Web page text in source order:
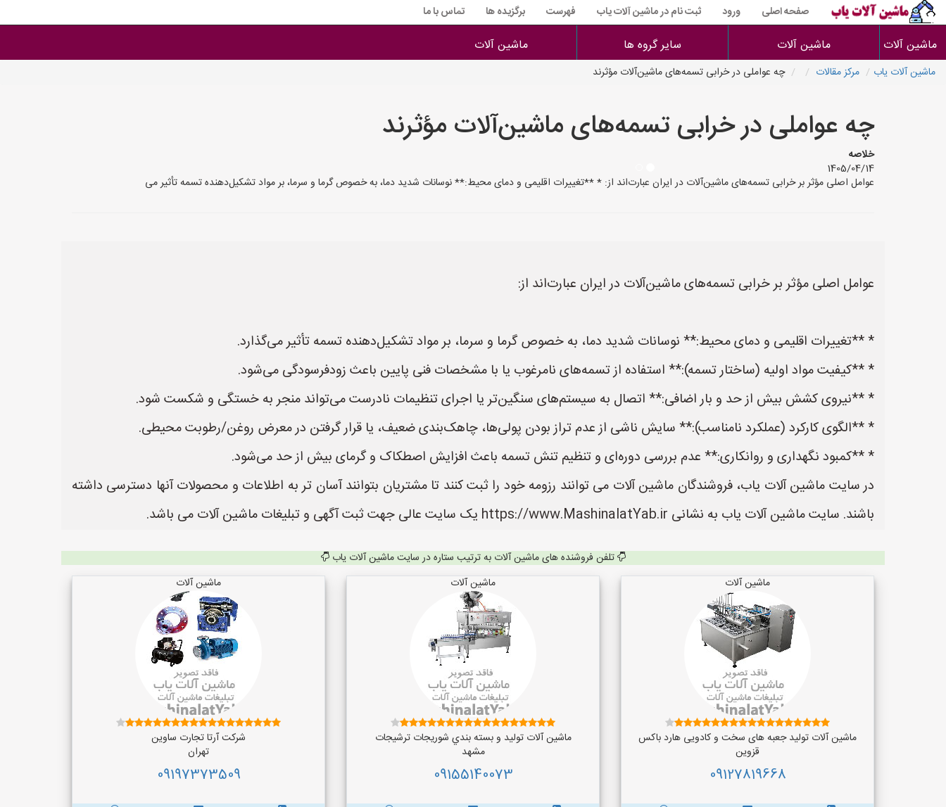
صفحه اصلی ورود ثبت نام در ماشین آلات یاب فهرست برگزیده ها تماس با ما
ماشین آلات ماشین آلات سایر گروه ها ماشین آلات
ماشین آلات یاب مرکز مقالات چه عواملی در خرابی تسمه‌های ماشین‌آلات مؤثرند
چه عواملی در خرابی تسمه‌های ماشین‌آلات مؤثرند
خلاصه
1405/04/14
عوامل اصلی مؤثر بر خرابی تسمه‌های ماشین‌آلات در ایران عبارت‌اند از: * **تغییرات اقلیمی و دمای محیط:** نوسانات شدید دما، به خصوص گرما و سرما، بر مواد تشکیل‌دهنده تسمه تأثیر می
عوامل اصلی مؤثر بر خرابی تسمه‌های ماشین‌آلات در ایران عبارت‌اند از:
* **تغییرات اقلیمی و دمای محیط:** نوسانات شدید دما، به خصوص گرما و سرما، بر مواد تشکیل‌دهنده تسمه تأثیر می‌گذارد.
* **کیفیت مواد اولیه (ساختار تسمه):** استفاده از تسمه‌های نامرغوب یا با مشخصات فنی پایین باعث زودفرسودگی می‌شود.
* **نیروی کشش بیش از حد و بار اضافی:** اتصال به سیستم‌های سنگین‌تر یا اجرای تنظیمات نادرست می‌تواند منجر به خستگی و شکست شود.
* **الگوی کارکرد (عملکرد نامناسب):** سایش ناشی از عدم تراز بودن پولی‌ها، چاهک‌بندی ضعیف، یا قرار گرفتن در معرض روغن/رطوبت محیطی.
* **کمبود نگهداری و روانکاری:** عدم بررسی دوره‌ای و تنظیم تنش تسمه باعث افزایش اصطکاک و گرمای بیش از حد می‌شود.
در سایت ماشین آلات یاب، فروشندگان ماشین آلات می توانند رزومه خود را ثبت کنند تا مشتریان بتوانند آسان تر به اطلاعات و محصولات آنها دسترسی داشته
باشند. سایت ماشین آلات یاب به نشانی https://www.MashinalatYab.ir یک سایت عالی جهت ثبت آگهی و تبلیغات ماشین آلات می باشد.
تلفن فروشنده های ماشین آلات به ترتیب ستاره در سایت ماشین آلات یاب
ماشین آلات
ماشین آلات تولید جعبه های سخت و کادویی هارد باکس
قزوین
09127819668
ماشین آلات
ماشین آلات توليد و بسته بندي شوريجات ترشيجات
مشهد
09155140073
ماشین آلات
شرکت آرتا تجارت ساوین
تهران
09197373509